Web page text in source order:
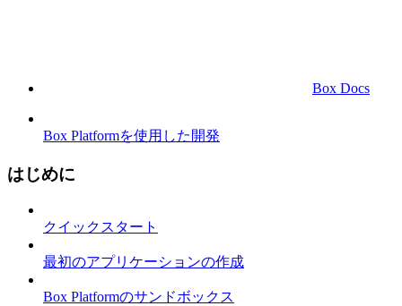
Box Docs
Box Platformを使用した開発
はじめに
クイックスタート
最初のアプリケーションの作成
Box Platformのサンドボックス